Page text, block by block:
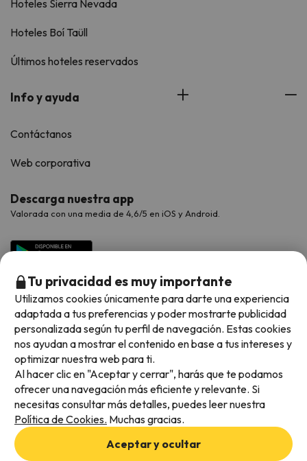
Hoteles Sierra Nevada
Hoteles Boí Taüll
Últimos hoteles reservados
Info y ayuda
Contáctanos
Web corporativa
Descarga nuestra app
Valorada con una media de 4,6/5 en iOS y Android.
Métodos de pago disponibles
Condiciones generales
Privacidad de datos
Tu privacidad es muy importante
Utilizamos cookies únicamente para darte una experiencia
adaptada a tus preferencias y poder mostrarte publicidad
personalizada según tu perfil de navegación. Estas cookies
nos ayudan a mostrar el contenido en base a tus intereses y
optimizar nuestra web para ti.
Al hacer clic en "Aceptar y cerrar", harás que te podamos
ofrecer una navegación más eficiente y relevante. Si
necesitas consultar más detalles, puedes leer nuestra
Política de Cookies. Muchas gracias.
Aceptar y ocultar